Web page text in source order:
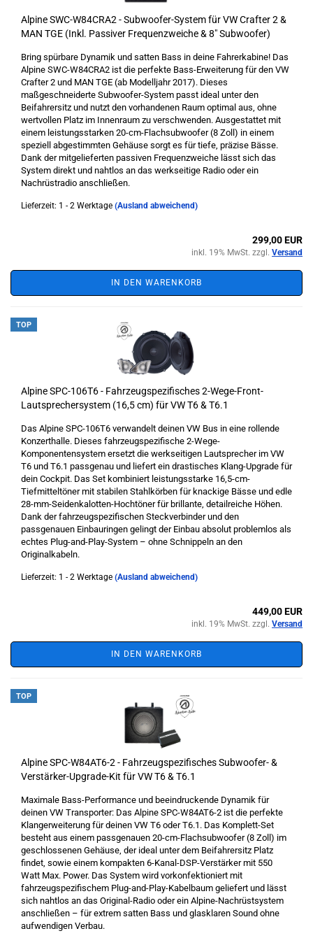
Alpine SWC-W84CRA2 - Subwoofer-System für VW Crafter 2 &
MAN TGE (Inkl. Passiver Frequenzweiche & 8" Subwoofer)
Bring spürbare Dynamik und satten Bass in deine Fahrerkabine! Das
Alpine SWC-W84CRA2 ist die perfekte Bass-Erweiterung für den VW
Crafter 2 und MAN TGE (ab Modelljahr 2017). Dieses
maßgeschneiderte Subwoofer-System passt ideal unter den
Beifahrersitz und nutzt den vorhandenen Raum optimal aus, ohne
wertvollen Platz im Innenraum zu verschwenden. Ausgestattet mit
einem leistungsstarken 20-cm-Flachsubwoofer (8 Zoll) in einem
speziell abgestimmten Gehäuse sorgt es für tiefe, präzise Bässe.
Dank der mitgelieferten passiven Frequenzweiche lässt sich das
System direkt und nahtlos an das werkseitige Radio oder ein
Nachrüstradio anschließen.
Lieferzeit: 1 - 2 Werktage (Ausland abweichend)
299,00 EUR
inkl. 19% MwSt. zzgl. Versand
IN DEN WARENKORB
TOP
Alpine SPC-106T6 - Fahrzeugspezifisches 2-Wege-Front-
Lautsprechersystem (16,5 cm) für VW T6 & T6.1
Das Alpine SPC-106T6 verwandelt deinen VW Bus in eine rollende
Konzerthalle. Dieses fahrzeugspezifische 2-Wege-
Komponentensystem ersetzt die werkseitigen Lautsprecher im VW
T6 und T6.1 passgenau und liefert ein drastisches Klang-Upgrade für
dein Cockpit. Das Set kombiniert leistungsstarke 16,5-cm-
Tiefmitteltöner mit stabilen Stahlkörben für knackige Bässe und edle
28-mm-Seidenkalotten-Hochtöner für brillante, detailreiche Höhen.
Dank der fahrzeugspezifischen Steckverbinder und den
passgenauen Einbauringen gelingt der Einbau absolut problemlos als
echtes Plug-and-Play-System – ohne Schnippeln an den
Originalkabeln.
Lieferzeit: 1 - 2 Werktage (Ausland abweichend)
449,00 EUR
inkl. 19% MwSt. zzgl. Versand
IN DEN WARENKORB
TOP
Alpine SPC-W84AT6-2 - Fahrzeugspezifisches Subwoofer- &
Verstärker-Upgrade-Kit für VW T6 & T6.1
Maximale Bass-Performance und beeindruckende Dynamik für
deinen VW Transporter: Das Alpine SPC-W84AT6-2 ist die perfekte
Klangerweiterung für deinen VW T6 oder T6.1. Das Komplett-Set
besteht aus einem passgenauen 20-cm-Flachsubwoofer (8 Zoll) im
geschlossenen Gehäuse, der ideal unter dem Beifahrersitz Platz
findet, sowie einem kompakten 6-Kanal-DSP-Verstärker mit 550
Watt Max. Power. Das System wird vorkonfektioniert mit
fahrzeugspezifischem Plug-and-Play-Kabelbaum geliefert und lässt
sich nahtlos an das Original-Radio oder ein Alpine-Nachrüstsystem
anschließen – für extrem satten Bass und glasklaren Sound ohne
aufwendigen Verbau.